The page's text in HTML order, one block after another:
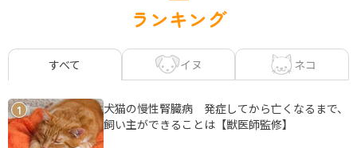
ランキング
すべて イヌ ネコ
1
犬猫の慢性腎臓病 発症してから亡くなるまで、
飼い主ができることは【獣医師監修】